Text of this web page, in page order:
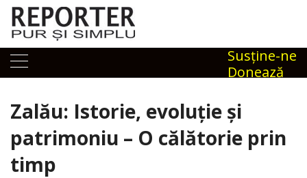
Skip
content
Susţine-ne
Donează
Zalău: Istorie, evoluție și
patrimoniu – O călătorie prin
timp